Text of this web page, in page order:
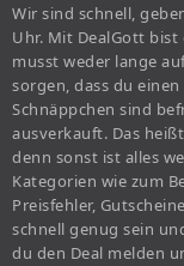
Wir sind schnell,
Uhr. Mit DealGott
musst weder lange
sorgen, dass du
Schnäppchen sind
ausverkauft. Das
denn sonst ist alles
Kategorien wie zum
Preisfehler,
schnell genug sein
du den Deal melden